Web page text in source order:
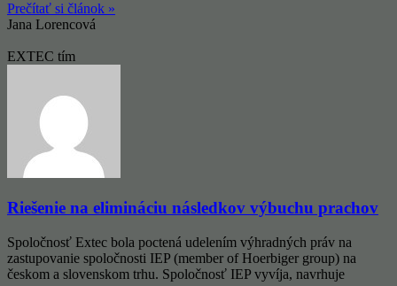
Prečítať si článok »
Jana Lorencová
EXTEC tím
Riešenie na elimináciu následkov výbuchu prachov
Spoločnosť Extec bola poctená udelením výhradných práv na
zastupovanie spoločnosti IEP (member of Hoerbiger group) na
českom a slovenskom trhu. Spoločnosť IEP vyvíja, navrhuje